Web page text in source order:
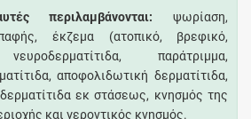
περιλαμβάνονται: ψωρίαση,
έκζεμα (ατοπικό, βρεφικό,
παράτριμμα,
αποφολιδωτική δερματίτιδα,
εκ στάσεως, κνησμός της
και γεροντικός κνησμός.